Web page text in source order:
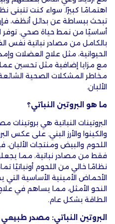
اهتمامًا كبيرًا. سواء كنت تتبنى
تبحث ببساطة عن بدائل أنظف، فإن
أساسيًا من نمط حياة صحي. توفر
بالكامل من مصادر نباتية نفس
الحيوانية، مثل علاج العضلات وإ
مع مزايا إضافية مثل تحسين
مخاطر المشكلات الصحية
الألبان.
ما هو البروتين النباتي؟
البروتينات النباتية هي بروتينات
والكينوا والأرز البني. على عكس
اللحوم والبيض ومنتجات الألبان،
فقط من مصادر نباتية، مما
نظامًا خالي من اللحوم أونباتيًا
الأحماض الأمينية الأساسية
النحو الأمثل، مما يساهم في
الطاقة بشكل عام.
البروتين النباتي: مصدر